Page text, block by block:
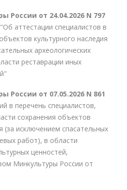
России от 24.04.2026 N 797
"Об аттестации специалистов в
культурного наследия
археологических
реставрации иных
России от 07.05.2026 N 861
в перечень специалистов,
сохранения объектов
(за исключением спасательных
работ), в области
ценностей,
Минкультуры России от